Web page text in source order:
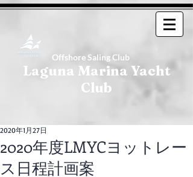
Offshore Saling Club
Laguna Marina Yacht
Club
2020年度LMYCヨットレー
ス日程計画案
2020年1月27日